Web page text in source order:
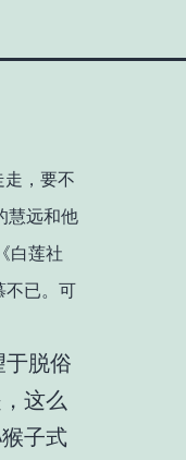
，要不
慧远和他
白莲社
不已。可
脱俗
这么
子式